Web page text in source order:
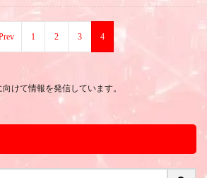
1 2 3 4
けて情報を発信しています。